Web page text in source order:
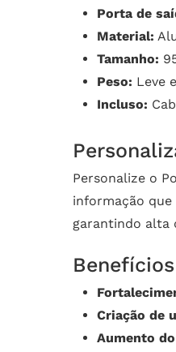
Porta de
Material:
Tamanho:
Peso: Leve
Incluso:
Personalize o
informação que
garantindo alta
Criação de
Aumento